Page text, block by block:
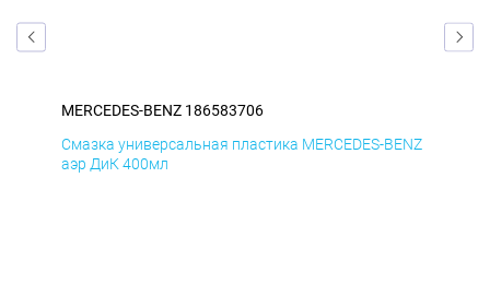
MERCEDES-BENZ 186583706
Смазка универсальная пластика MERCEDES-BENZ
аэр ДиК 400мл